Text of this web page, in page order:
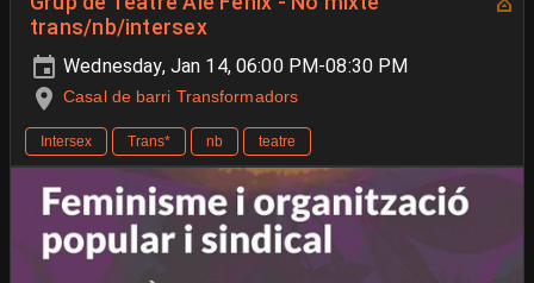
trans/nb/intersex
Wednesday, Jan 14, 06:00 PM-08:30 PM
Casal de barri Transformadors
Intersex Trans* nb teatre